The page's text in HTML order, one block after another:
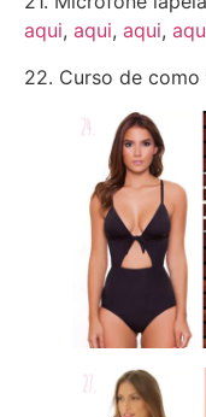
aqui, aqui, aqui,
22. Curso de